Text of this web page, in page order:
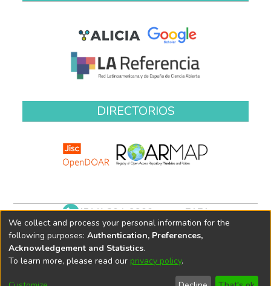
DIRECTORIOS
(511) 204-9900 anexo 7171
biblioteca@oefa.gob.pe
We collect and process your personal information for the
following purposes: Authentication, Preferences,
Acknowledgement and Statistics.
To learn more, please read our privacy policy.